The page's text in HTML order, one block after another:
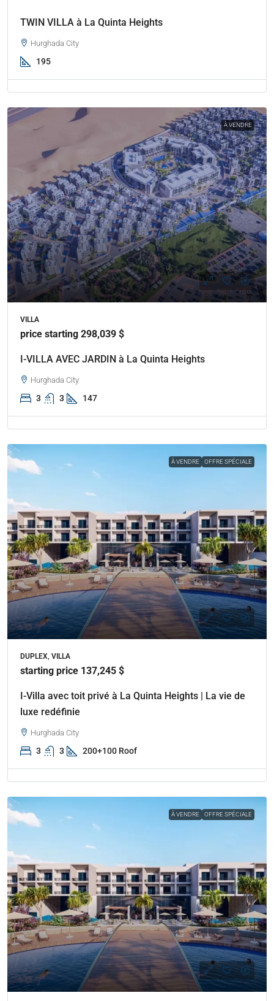
TWIN VILLA à La Quinta Heights
Hurghada City
195
À VENDRE
VILLA
price starting 298,039 $
I-VILLA AVEC JARDIN à La Quinta Heights
Hurghada City
3 3 147
À VENDRE OFFRE SPÉCIALE
DUPLEX, VILLA
starting price 137,245 $
I-Villa avec toit privé à La Quinta Heights | La vie de
luxe redéfinie
Hurghada City
3 3 200+100 Roof
À VENDRE OFFRE SPÉCIALE